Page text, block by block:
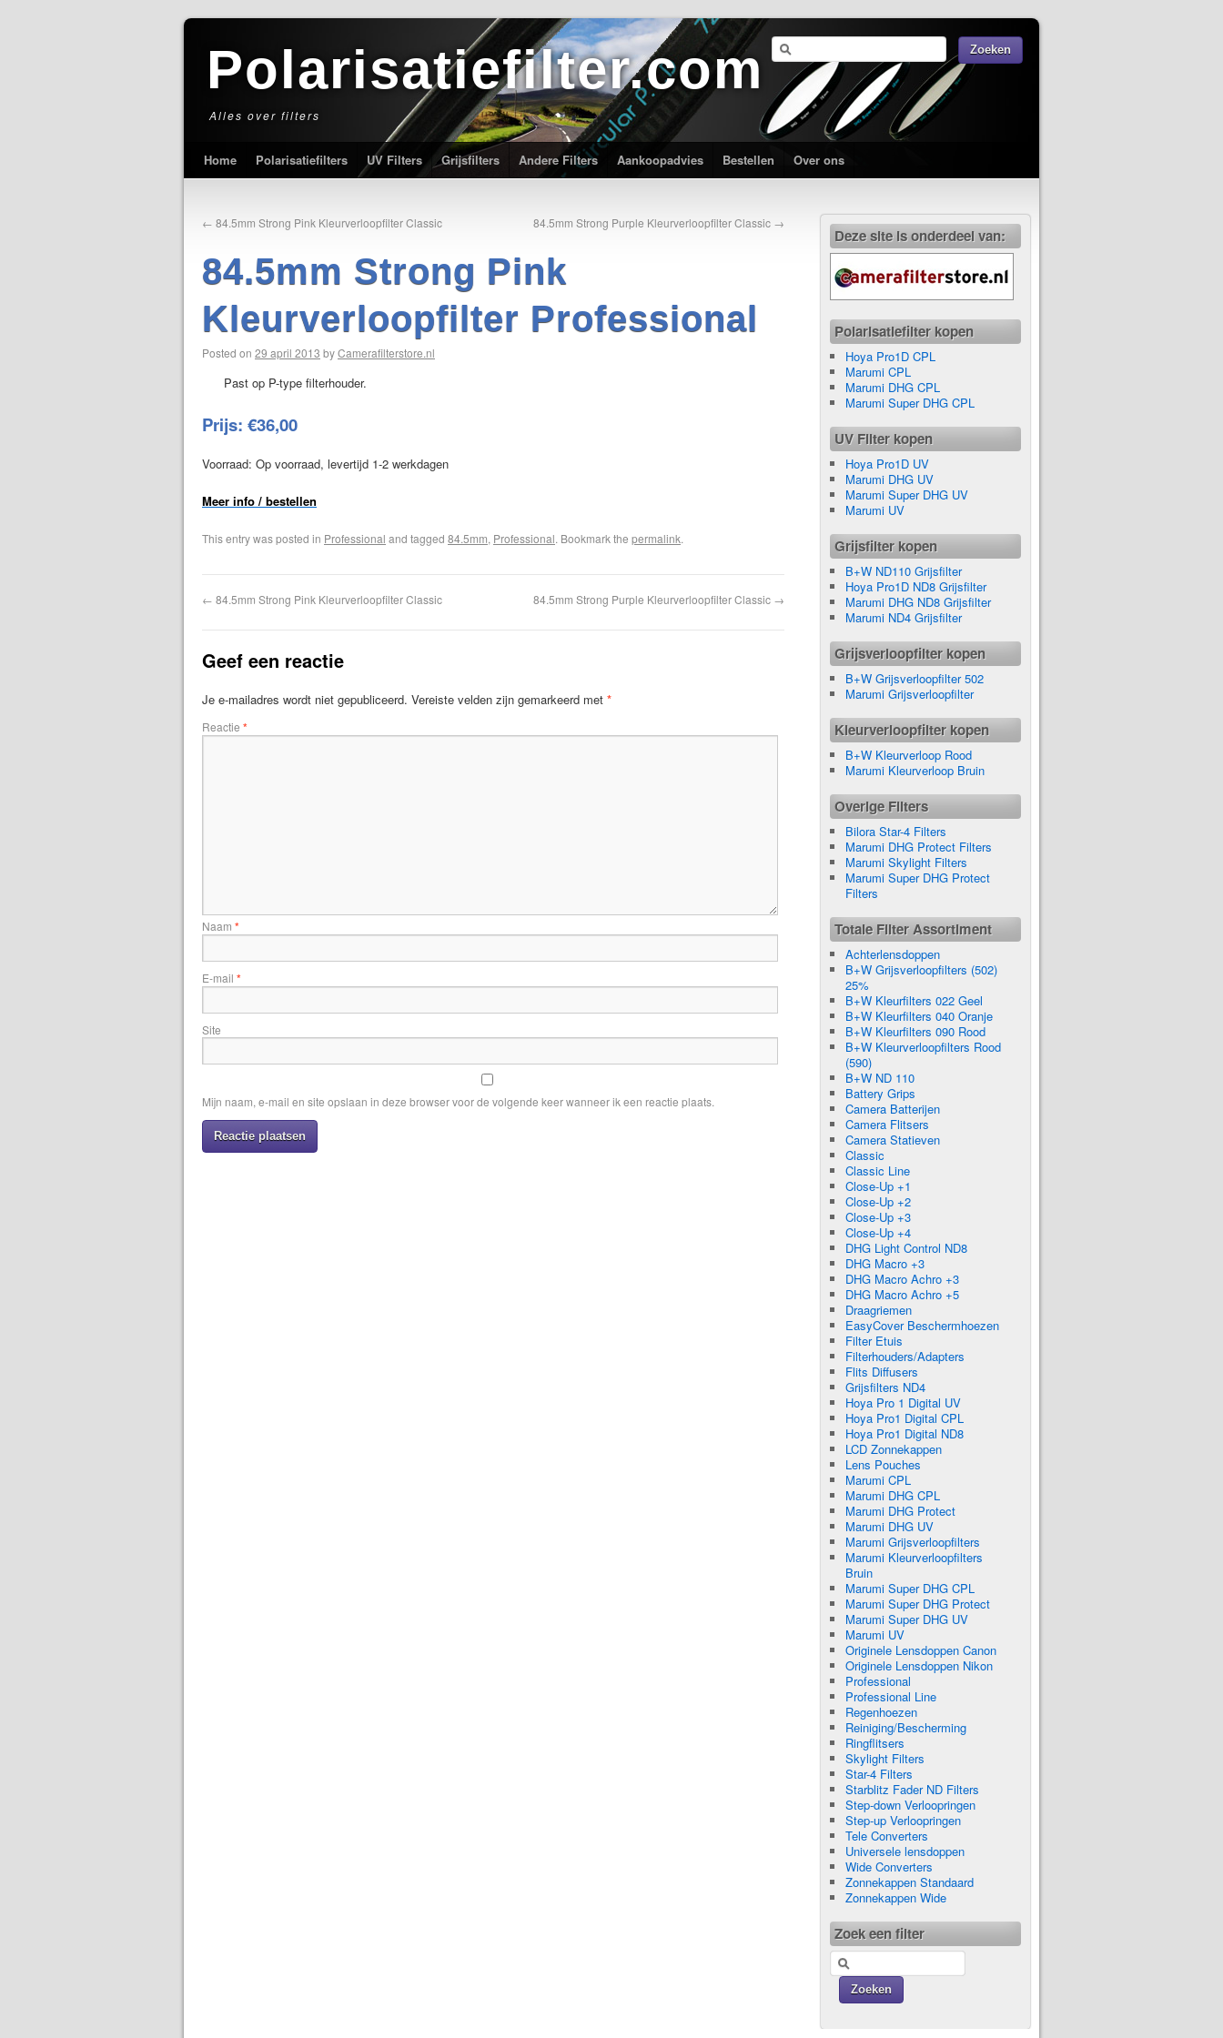
Polarisatiefilter.com
Alles over filters
Home Polarisatiefilters UV Filters Grijsfilters Andere Filters Aankoopadvies Bestellen Over ons
← 84.5mm Strong Pink Kleurverloopfilter Classic 84.5mm Strong Purple Kleurverloopfilter Classic →
84.5mm Strong Pink
Kleurverloopfilter Professional
Posted on 29 april 2013 byCamerafilterstore.nl
Past op P-type filterhouder.
Prijs: €36,00
Voorraad: Op voorraad, levertijd 1-2 werkdagen
Meer info / bestellen
This entry was posted in Professional and tagged 84.5mm, Professional. Bookmark the permalink.
← 84.5mm Strong Pink Kleurverloopfilter Classic 84.5mm Strong Purple Kleurverloopfilter Classic →
Geef een reactie
Je e-mailadres wordt niet gepubliceerd. Vereiste velden zijn gemarkeerd met *
Reactie *
Naam *
E-mail *
Site
Mijn naam, e-mail en site opslaan in deze browser voor de volgende keer wanneer ik een reactie plaats.
Deze site is onderdeel van:
Polarisatiefilter kopen
Hoya Pro1D CPL
Marumi CPL
Marumi DHG CPL
Marumi Super DHG CPL
UV Filter kopen
Hoya Pro1D UV
Marumi DHG UV
Marumi Super DHG UV
Marumi UV
Grijsfilter kopen
B+W ND110 Grijsfilter
Hoya Pro1D ND8 Grijsfilter
Marumi DHG ND8 Grijsfilter
Marumi ND4 Grijsfilter
Grijsverloopfilter kopen
B+W Grijsverloopfilter 502
Marumi Grijsverloopfilter
Kleurverloopfilter kopen
B+W Kleurverloop Rood
Marumi Kleurverloop Bruin
Overige Filters
Bilora Star-4 Filters
Marumi DHG Protect Filters
Marumi Skylight Filters
Marumi Super DHG Protect
Filters
Totale Filter Assortiment
Achterlensdoppen
B+W Grijsverloopfilters (502)
25%
B+W Kleurfilters 022 Geel
B+W Kleurfilters 040 Oranje
B+W Kleurfilters 090 Rood
B+W Kleurverloopfilters Rood
(590)
B+W ND 110
Battery Grips
Camera Batterijen
Camera Flitsers
Camera Statieven
Classic
Classic Line
Close-Up +1
Close-Up +2
Close-Up +3
Close-Up +4
DHG Light Control ND8
DHG Macro +3
DHG Macro Achro +3
DHG Macro Achro +5
Draagriemen
EasyCover Beschermhoezen
Filter Etuis
Filterhouders/Adapters
Flits Diffusers
Grijsfilters ND4
Hoya Pro 1 Digital UV
Hoya Pro1 Digital CPL
Hoya Pro1 Digital ND8
LCD Zonnekappen
Lens Pouches
Marumi CPL
Marumi DHG CPL
Marumi DHG Protect
Marumi DHG UV
Marumi Grijsverloopfilters
Marumi Kleurverloopfilters
Bruin
Marumi Super DHG CPL
Marumi Super DHG Protect
Marumi Super DHG UV
Marumi UV
Originele Lensdoppen Canon
Originele Lensdoppen Nikon
Professional
Professional Line
Regenhoezen
Reiniging/Bescherming
Ringflitsers
Skylight Filters
Star-4 Filters
Starblitz Fader ND Filters
Step-down Verloopringen
Step-up Verloopringen
Tele Converters
Universele lensdoppen
Wide Converters
Zonnekappen Standaard
Zonnekappen Wide
Zoek een filter